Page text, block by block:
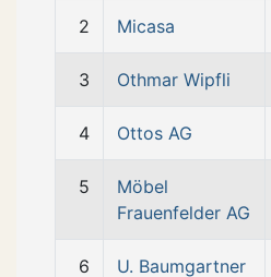
2 Micasa
3 Othmar Wipfli
4 Ottos AG
5
Möbel
Frauenfelder AG
6
U. Baumgartner